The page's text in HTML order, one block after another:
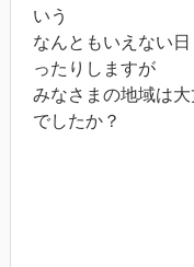
いう
なんともいえない
ったりしますが
みなさまの地域は大
でしたか？